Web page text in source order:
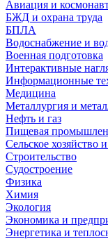
Авиация и
БЖД и охрана труда
БПЛА
Водоснабжение и
Военная подготовка
Интерактивные
Информационные
Медицина
Металлургия и
Нефть и газ
Пищевая
Сельское хозяйство
Строительство
Судостроение
Физика
Химия
Экология
Экономика и
Энергетика и